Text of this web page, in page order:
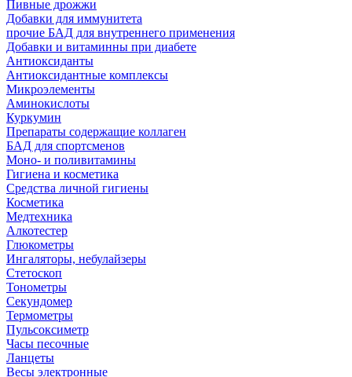
Пивные дрожжи
Добавки для иммунитета
прочие БАД для внутреннего применения
Добавки и витаминны при диабете
Антиоксиданты
Антиоксидантные комплексы
Микроэлементы
Аминокислоты
Куркумин
Препараты содержащие коллаген
БАД для спортсменов
Моно- и поливитамины
Гигиена и косметика
Средства личной гигиены
Косметика
Медтехника
Алкотестер
Глюкометры
Ингаляторы, небулайзеры
Стетоскоп
Тонометры
Секундомер
Термометры
Пульсоксиметр
Часы песочные
Ланцеты
Весы электронные